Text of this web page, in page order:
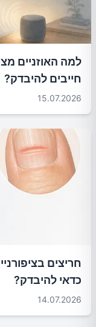
למה האוזניים
חייבים להיבדק?
15.07.2026
חריצים
כדאי להיבדק?
14.07.2026